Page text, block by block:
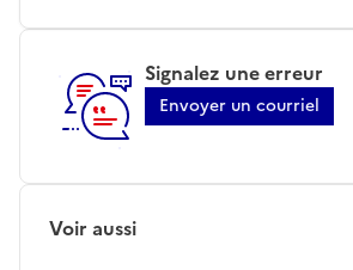
Signalez une erreur
Envoyer un courriel
Voir aussi